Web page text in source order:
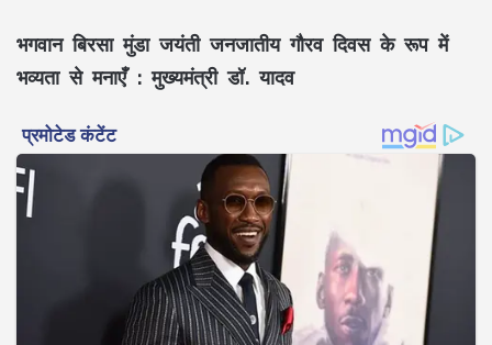
भगवान बिरसा मुंडा जयंती जनजातीय गौरव दिवस के रूप में
भव्यता से मनाएँ : मुख्यमंत्री डॉ. यादव